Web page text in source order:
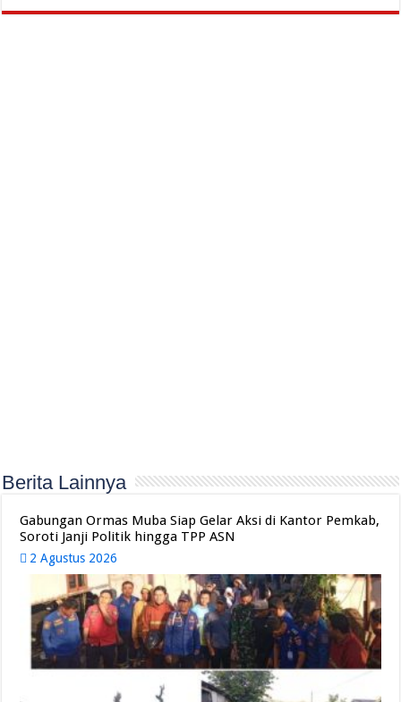
Berita Lainnya
Gabungan Ormas Muba Siap Gelar Aksi di Kantor Pemkab,
Soroti Janji Politik hingga TPP ASN
2 Agustus 2026